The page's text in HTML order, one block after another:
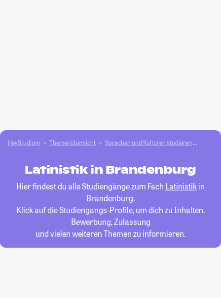
HeyStudium Themenübersicht Sprachen und Kulturen studieren
Latinistik in Brandenburg
Hier findest du alle Studiengänge zum Fach Latinistikin
Brandenburg.
Klick auf die Studiengangs-Profile, um dich zu Inhalten,
Bewerbung, Zulassung
und vielen weiteren Themen zu informieren.